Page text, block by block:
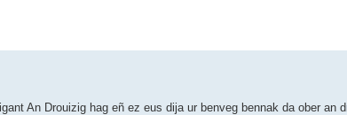
An Drouizig hag eñ ez eus dija ur benveg bennak da ober an